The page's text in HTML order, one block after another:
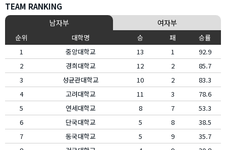
TEAM RANKING
남자부 여자부
순위 대학명 승 패
승률
1
중앙대학교 13 1
92.9
2
경희대학교 12 2
85.7
3
성균관대학교 10 2
83.3
4
고려대학교 11 3
78.6
5
연세대학교 8 7
53.3
6
단국대학교 5 8
38.5
7
동국대학교 5 9
35.7